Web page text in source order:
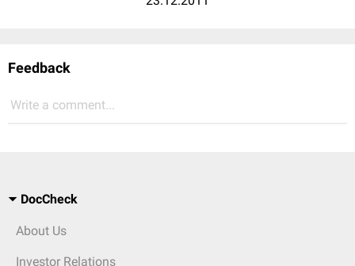
Feedback
Write a comment...
DocCheck
About Us
Investor Relations